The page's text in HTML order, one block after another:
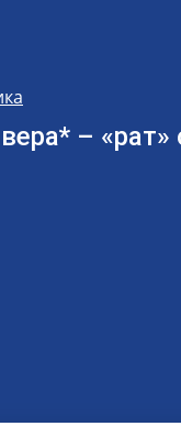
– «рат»